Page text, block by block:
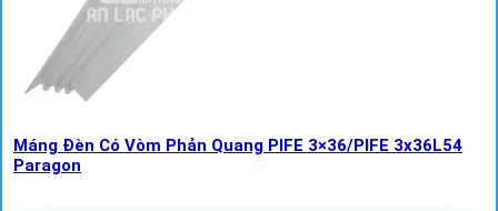
Máng Đèn Có Vòm Phản Quang PIFE 3×36/PIFE 3x36L54
Paragon